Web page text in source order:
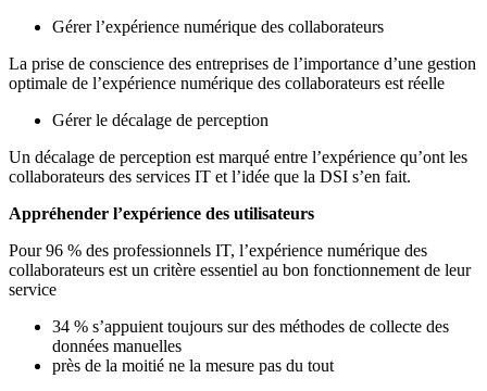
Gérer l’expérience numérique des collaborateurs
La prise de conscience des entreprises de l’importance d’une gestion
optimale de l’expérience numérique des collaborateurs est réelle
Gérer le décalage de perception
Un décalage de perception est marqué entre l’expérience qu’ont les
collaborateurs des services IT et l’idée que la DSI s’en fait.
Appréhender l’expérience des utilisateurs
Pour 96 % des professionnels IT, l’expérience numérique des
collaborateurs est un critère essentiel au bon fonctionnement de leur
service
34 % s’appuient toujours sur des méthodes de collecte des
données manuelles
près de la moitié ne la mesure pas du tout